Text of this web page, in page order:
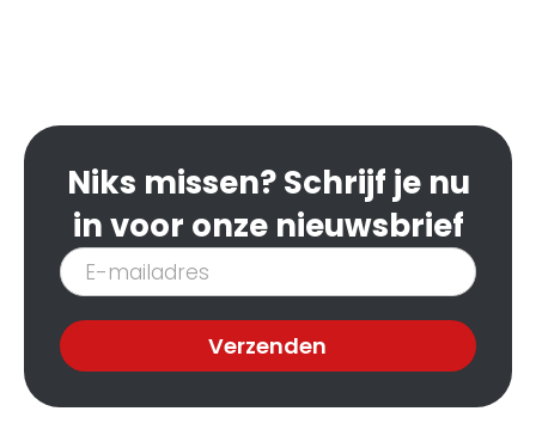
Niks missen? Schrijf je nu
in voor onze nieuwsbrief
Inschrijven
nieuwsbrief
Verzenden